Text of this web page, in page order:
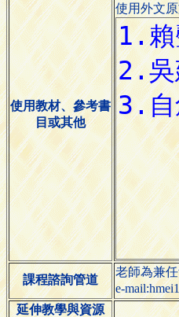
使用教材、參考書
目或其他
使用外文
課程諮詢管道
老師為兼任
e-
延伸教學與資源